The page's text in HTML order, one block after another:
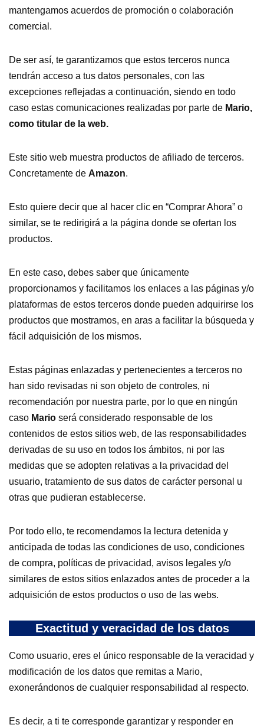
mantengamos acuerdos de promoción o colaboración
comercial.
De ser así, te garantizamos que estos terceros nunca
tendrán acceso a tus datos personales, con las
excepciones reflejadas a continuación, siendo en todo
caso estas comunicaciones realizadas por parte de Mario,
como titular de la web.
Este sitio web muestra productos de afiliado de terceros.
Concretamente de Amazon.
Esto quiere decir que al hacer clic en “Comprar Ahora” o
similar, se te redirigirá a la página donde se ofertan los
productos.
En este caso, debes saber que únicamente
proporcionamos y facilitamos los enlaces a las páginas y/o
plataformas de estos terceros donde pueden adquirirse los
productos que mostramos, en aras a facilitar la búsqueda y
fácil adquisición de los mismos.
Estas páginas enlazadas y pertenecientes a terceros no
han sido revisadas ni son objeto de controles, ni
recomendación por nuestra parte, por lo que en ningún
caso Mario será considerado responsable de los
contenidos de estos sitios web, de las responsabilidades
derivadas de su uso en todos los ámbitos, ni por las
medidas que se adopten relativas a la privacidad del
usuario, tratamiento de sus datos de carácter personal u
otras que pudieran establecerse.
Por todo ello, te recomendamos la lectura detenida y
anticipada de todas las condiciones de uso, condiciones
de compra, políticas de privacidad, avisos legales y/o
similares de estos sitios enlazados antes de proceder a la
adquisición de estos productos o uso de las webs.
Exactitud y veracidad de los datos
Como usuario, eres el único responsable de la veracidad y
modificación de los datos que remitas a Mario,
exonerándonos de cualquier responsabilidad al respecto.
Es decir, a ti te corresponde garantizar y responder en